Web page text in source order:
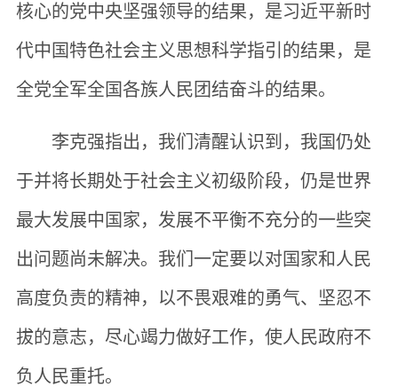
核心的党中央坚强领导的结果，是习近平新时
代中国特色社会主义思想科学指引的结果，是
全党全军全国各族人民团结奋斗的结果。
李克强指出，我们清醒认识到，我国仍处
于并将长期处于社会主义初级阶段，仍是世界
最大发展中国家，发展不平衡不充分的一些突
出问题尚未解决。我们一定要以对国家和人民
高度负责的精神，以不畏艰难的勇气、坚忍不
拔的意志，尽心竭力做好工作，使人民政府不
负人民重托。